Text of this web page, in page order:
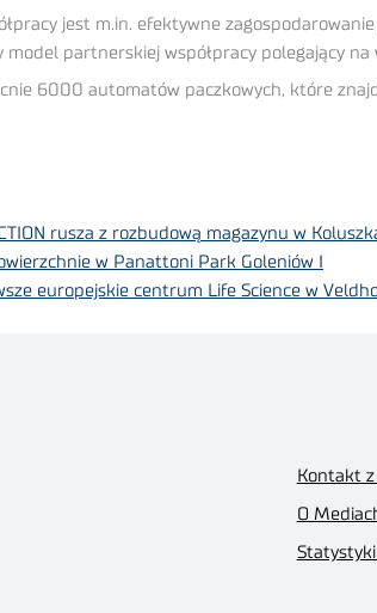
jest m.in. efektywne
model partnerskiej współpracy polegający
6000 automatów paczkowych, które
rusza z rozbudową magazynu w
w Panattoni Park Goleniów I
europejskie centrum Life Science w
Kontakt
O